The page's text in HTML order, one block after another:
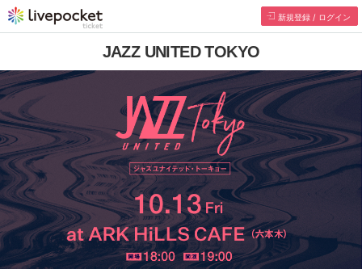
新規登録 / ログイン
JAZZ UNITED TOKYO